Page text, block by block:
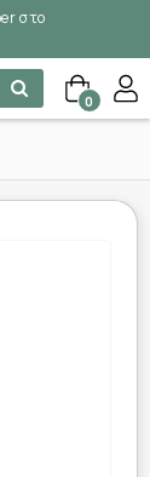
στο
0